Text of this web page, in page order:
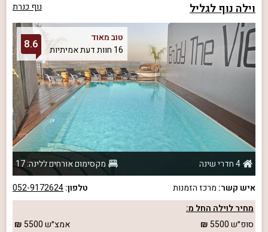
וילה נוף לגליל נוף כנרת
טוב מאוד
16 חוות דעת אמיתיות
8.6
4 חדרי שינה
מקסימום אורחים ללינה: 17
איש קשר: מרכז הזמנות טלפון:052-9172624
מחיר לוילה החל מ:
סופ״ש5500 אמצ״ש5500